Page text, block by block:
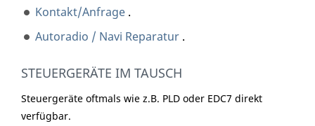
Kontakt/Anfrage .
Autoradio / Navi Reparatur .
STEUERGERÄTE IM TAUSCH
Steuergeräte oftmals wie z.B. PLD oder EDC7 direkt
verfügbar.